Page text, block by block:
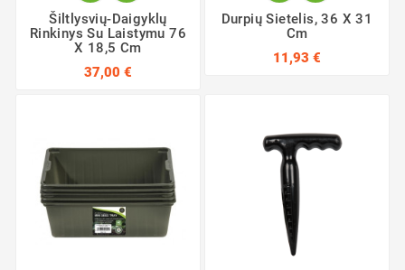
Šiltlysvių-Daigyklų
Rinkinys Su Laistymu 76
X 18,5 Cm
37,00 €
Durpių Sietelis, 36 X 31
Cm
11,93 €